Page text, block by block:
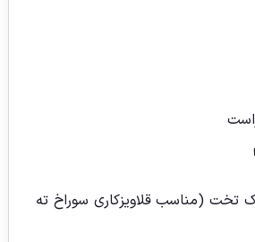
تخت (مناسب قلاویزکاری سوراخ ته